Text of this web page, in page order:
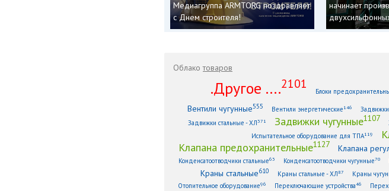
Медиагруппа ARMTORG поздравляет
с Днем строителя!
начинает
Облакотоваров
.Другое ....2101
Блоки
Вентили чугунные555 Вентили энергетические146
Задвижки стальные - ХЛ371 Задвижки чугунные1107
Испытательное оборудование для ТПА119
Клапана предохранительные1127 Клапана
Конденсатоотводчики стальные63 Конденсатоотводчики чугунные70
Краны стальные610 Краны стальные - ХЛ87 Краны
Отопительное оборудование96 Переключающие устройства46